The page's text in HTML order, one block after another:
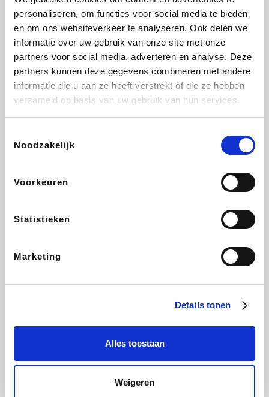
personaliseren, om functies voor social media te bieden
en om ons websiteverkeer te analyseren. Ook delen we
informatie over uw gebruik van onze site met onze
partners voor social media, adverteren en analyse. Deze
partners kunnen deze gegevens combineren met andere
informatie die u aan ze heeft verstrekt of die ze hebben
verzameld op basis van uw gebruik van hun services.
Noodzakelijk
Voorkeuren
Statistieken
Marketing
Details tonen
Alles toestaan
Weigeren
Sarenza Interhome Schiesser Bolt Energie
DeubaXXL
Ekoi About You
Weekendesk Tennis Point Samsung Delonghi